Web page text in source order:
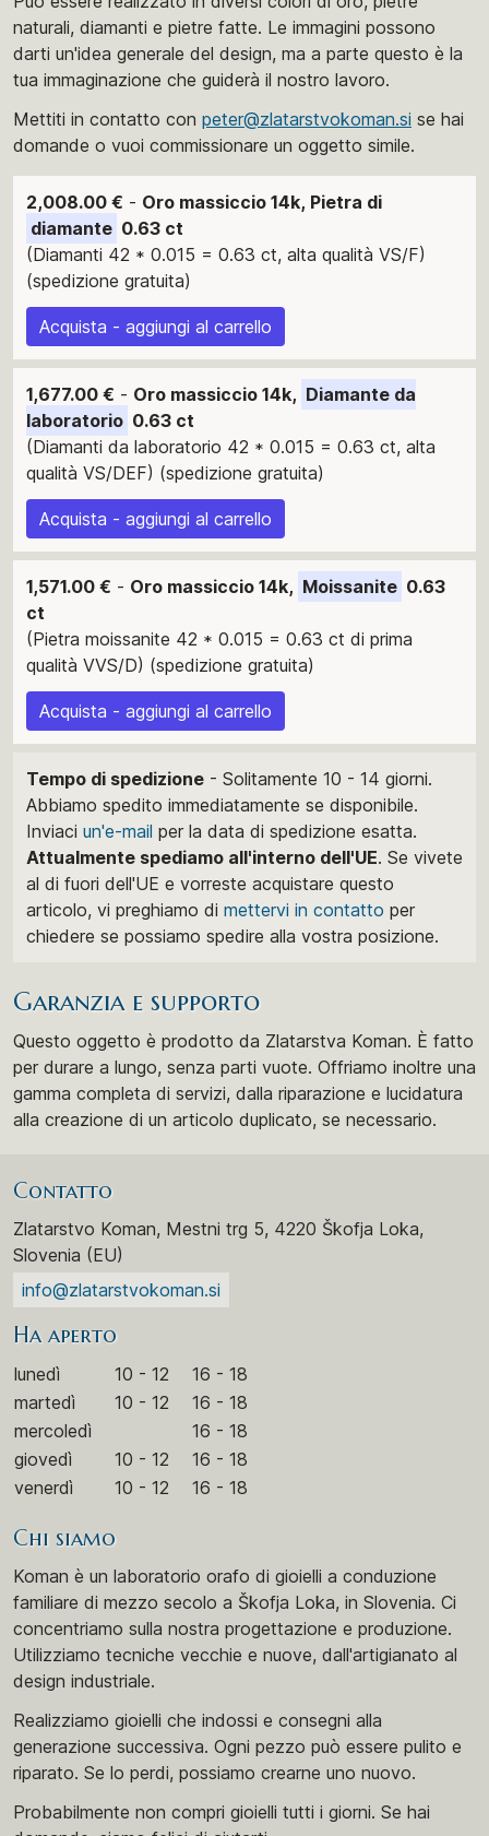
naturali, diamanti e pietre fatte. Le immagini possono
darti un'idea generale del design, ma a parte questo è la
tua immaginazione che guiderà il nostro lavoro.
Mettiti in contatto con peter@zlatarstvokoman.si se hai
domande o vuoi commissionare un oggetto simile.
2,008.00 € - Oro massiccio 14k, Pietra di
diamante 0.63 ct
(Diamanti 42 * 0.015 = 0.63 ct, alta qualità VS/F)
(spedizione gratuita)
Acquista - aggiungi al carrello
1,677.00 € - Oro massiccio 14k, Diamante da
laboratorio 0.63 ct
(Diamanti da laboratorio 42 * 0.015 = 0.63 ct, alta
qualità VS/DEF) (spedizione gratuita)
Acquista - aggiungi al carrello
1,571.00 € - Oro massiccio 14k, Moissanite 0.63
ct
(Pietra moissanite 42 * 0.015 = 0.63 ct di prima
qualità VVS/D) (spedizione gratuita)
Acquista - aggiungi al carrello
Tempo di spedizione - Solitamente 10 - 14 giorni.
Abbiamo spedito immediatamente se disponibile.
Inviaci un'e-mail per la data di spedizione esatta.
Attualmente spediamo all'interno dell'UE. Se vivete
al di fuori dell'UE e vorreste acquistare questo
articolo, vi preghiamo di mettervi in ​​contatto per
chiedere se possiamo spedire alla vostra posizione.
Garanzia e supporto
Questo oggetto è prodotto da Zlatarstva Koman. È fatto
per durare a lungo, senza parti vuote. Offriamo inoltre una
gamma completa di servizi, dalla riparazione e lucidatura
alla creazione di un articolo duplicato, se necessario.
Contatto
Zlatarstvo Koman, Mestni trg 5, 4220 Škofja Loka,
Slovenia (EU)
info@zlatarstvokoman.si
Ha aperto
lunedì 10 - 12
16 - 18
martedì
10 - 12
16 - 18
mercoledì
16 - 18
giovedì
10 - 12
16 - 18
venerdì
10 - 12 16 - 18
Chi siamo
Koman è un laboratorio orafo di gioielli a conduzione
familiare di mezzo secolo a Škofja Loka, in Slovenia. Ci
concentriamo sulla nostra progettazione e produzione.
Utilizziamo tecniche vecchie e nuove, dall'artigianato al
design industriale.
Realizziamo gioielli che indossi e consegni alla
generazione successiva. Ogni pezzo può essere pulito e
riparato. Se lo perdi, possiamo crearne uno nuovo.
Probabilmente non compri gioielli tutti i giorni. Se hai